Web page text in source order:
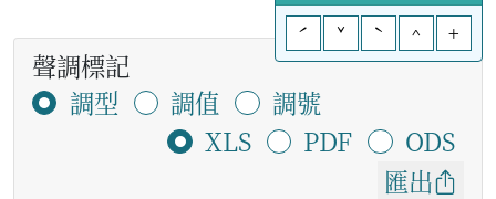
ˊ
ˇ ˋ ^ +
聲調標記
調型
調值
調號
XLS
PDF
ODS
匯出